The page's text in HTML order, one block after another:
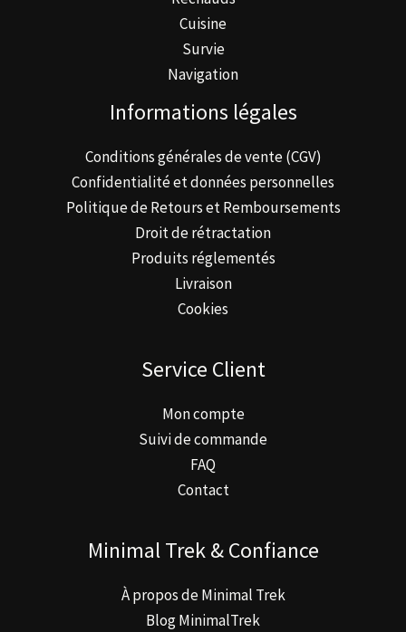
Cuisine
Survie
Navigation
Informations légales
Conditions générales de vente (CGV)
Confidentialité et données personnelles
Politique de Retours et Remboursements
Droit de rétractation
Produits réglementés
Livraison
Cookies
Service Client
Mon compte
Suivi de commande
FAQ
Contact
Minimal Trek & Confiance
À propos de Minimal Trek
Blog MinimalTrek